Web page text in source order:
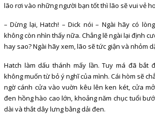
lão rơi vào những người bạn tốt thì lão sẽ vui vẻ
– Dừng lại, Hatch! – Dick nói – Ngài hãy có
không còn nhìn thấy nữa. Chẳng lẽ ngài lại định
hay sao? Ngài hãy xem, lão sẽ tức giận và nhỏm
Hatch làm dấu thánh mấy lần. Tuy má đã bắt
không muốn từ bỏ ý nghĩ của mình. Cái hòm sẽ
ngờ cánh cửa vào vuờn kêu lên ken két, cửa
đen hồng hào cao lớn, khoảng năm chục tuổi
dài và thắt dây lưng bằng dải đen.